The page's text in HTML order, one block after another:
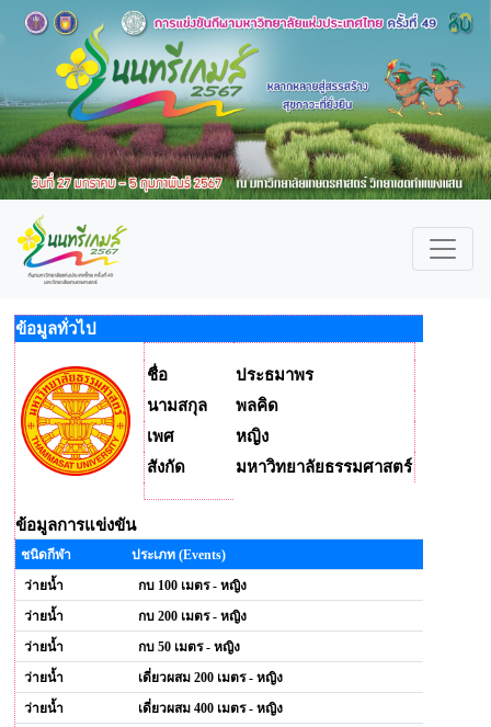
ข้อมูลทั่วไป
ชื่อ
ประธมาพร
นามสกุล
พลคิด
เพศ
หญิง
สังกัด
มหาวิทยาลัยธรรมศาสตร์
ข้อมูลการแข่งขัน
ชนิดกีฬา
ประเภท (Events)
ว่ายน้ำ
กบ 100 เมตร - หญิง
ว่ายน้ำ
กบ 200 เมตร - หญิง
ว่ายน้ำ
กบ 50 เมตร - หญิง
ว่ายน้ำ
เดี่ยวผสม 200 เมตร - หญิง
ว่ายน้ำ
เดี่ยวผสม 400 เมตร - หญิง